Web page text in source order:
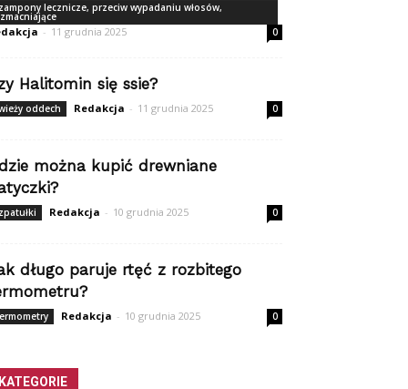
lecznicze, przeciw wypadaniu włosów,
- 11 grudnia 2025 0
Halitomin się ssie?
oddech Redakcja - 11 grudnia 2025 0
można kupić drewniane
Redakcja - 10 grudnia 2025 0
długo paruje rtęć z rozbitego
Redakcja - 10 grudnia 2025 0
KATEGORIE